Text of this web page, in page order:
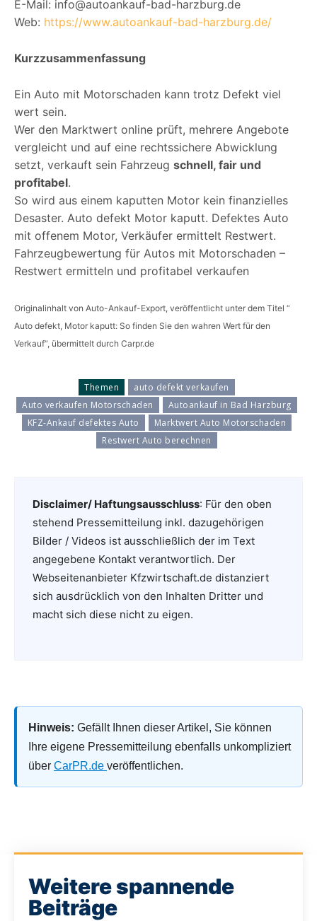
E-Mail: info@autoankauf-bad-harzburg.de
Web: https://www.autoankauf-bad-harzburg.de/
Kurzzusammenfassung
Ein Auto mit Motorschaden kann trotz Defekt viel
wert sein.
Wer den Marktwert online prüft, mehrere Angebote
vergleicht und auf eine rechtssichere Abwicklung
setzt, verkauft sein Fahrzeug schnell, fair und
profitabel.
So wird aus einem kaputten Motor kein finanzielles
Desaster. Auto defekt Motor kaputt. Defektes Auto
mit offenem Motor, Verkäufer ermittelt Restwert.
Fahrzeugbewertung für Autos mit Motorschaden –
Restwert ermitteln und profitabel verkaufen
Originalinhalt von Auto-Ankauf-Export, veröffentlicht unter dem Titel “
Auto defekt, Motor kaputt: So finden Sie den wahren Wert für den
Verkauf“, übermittelt durch Carpr.de
Themen
auto defekt verkaufen
Auto verkaufen Motorschaden
Autoankauf in Bad Harzburg
KFZ-Ankauf defektes Auto
Marktwert Auto Motorschaden
Restwert Auto berechnen
Disclaimer/ Haftungsausschluss: Für den oben
stehend Pressemitteilung inkl. dazugehörigen
Bilder / Videos ist ausschließlich der im Text
angegebene Kontakt verantwortlich. Der
Webseitenanbieter Kfzwirtschaft.de distanziert
sich ausdrücklich von den Inhalten Dritter und
macht sich diese nicht zu eigen.
Hinweis: Gefällt Ihnen dieser Artikel, Sie können
Ihre eigene Pressemitteilung ebenfalls unkompliziert
über CarPR.de veröffentlichen.
Weitere spannende
Beiträge